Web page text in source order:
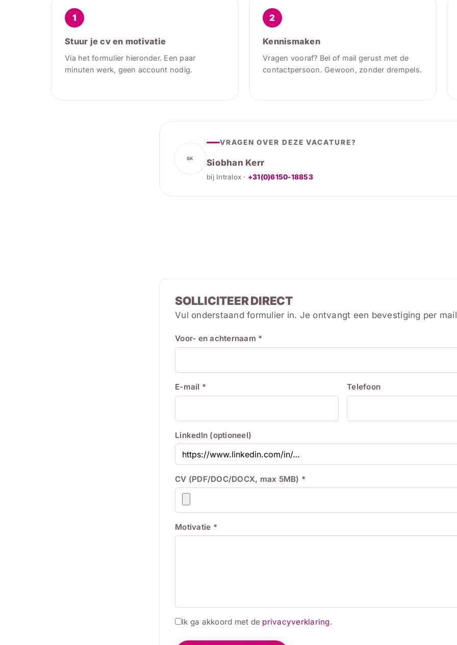
1
Stuur je cv en motivatie
Via het formulier hieronder. Een paar
minuten werk, geen account nodig.
2
Kennismaken
Vragen vooraf? Bel of mail gerust met de
contactpersoon. Gewoon, zonder drempels.
SK
VRAGEN OVER DEZE VACATURE?
Siobhan Kerr
bij Intralox · +31(0)6150-18853
SOLLICITEER DIRECT
Vul onderstaand formulier in. Je ontvangt een bevestiging per
Voor- en achternaam *
E-mail * Telefoon
LinkedIn (optioneel)
CV (PDF/DOC/DOCX, max 5MB) *
Motivatie *
Ik ga akkoord met de privacyverklaring.